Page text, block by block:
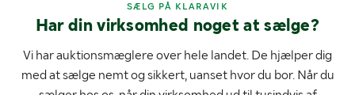
SÆLG PÅ KLARAVIK
Har din virksomhed noget at sælge?
Vi har auktionsmæglere over hele landet. De hjælper dig
med at sælge nemt og sikkert, uanset hvor du bor. Når du